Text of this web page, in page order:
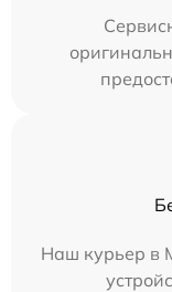
Наш курьер в